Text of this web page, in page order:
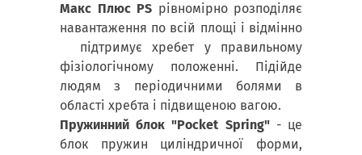
Макс Плюс PS рівномірно розподіляє
навантаження по всій площі і відмінно
підтримує хребет у правильному
фізіологічному положенні. Підійде
людям з періодичними болями в
області хребта і підвищеною вагою.
Пружинний блок "Pocket Spring" - це
блок пружин циліндричної форми,